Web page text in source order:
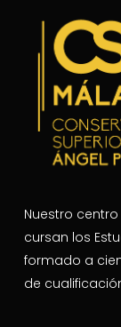
Nuestro
cursan los
formado a
de